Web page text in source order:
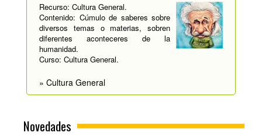
Recurso: Cultura General.
Contenido: Cúmulo de saberes sobre
diversos temas o materias, sobren
diferentes aconteceres de la
humanidad.
Curso: Cultura General.
» Cultura General
Novedades